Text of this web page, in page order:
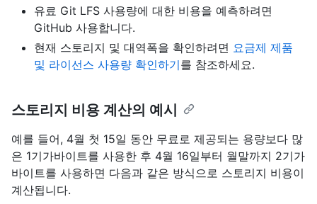
유료 Git LFS 사용량에 대한 비용을 예측하려면
GitHub 사용합니다.
현재 스토리지 및 대역폭을 확인하려면 요금제 제품
및 라이선스 사용량 확인하기를 참조하세요.
스토리지 비용 계산의 예시
예를 들어, 4월 첫 15일 동안 무료로 제공되는 용량보다 많
은 1기가바이트를 사용한 후 4월 16일부터 월말까지 2기가
바이트를 사용하면 다음과 같은 방식으로 스토리지 비용이
계산됩니다.